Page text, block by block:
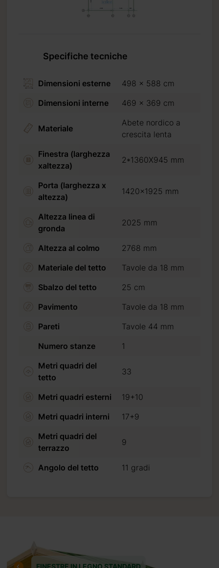
Specifiche tecniche
Dimensioni esterne
498 x 588 cm
Dimensioni interne
469 x 369 cm
Materiale
Abete nordico a
crescita lenta
Finestra (larghezza
xaltezza)
2*1360X945 mm
Porta (larghezza x
altezza)
1420x1925 mm
Altezza linea di
gronda
2025 mm
Altezza al colmo
2768 mm
Materiale del tetto
Tavole da 18 mm
Sbalzo del tetto
25 cm
Pavimento
Tavole da 18 mm
Pareti
Tavole 44 mm
Numero stanze
1
Metri quadri del
tetto
33
Metri quadri esterni
19+10
Metri quadri interni
17+9
Metri quadri del
terrazzo
9
Angolo del tetto 11 gradi
FINESTRE IN LEGNO STANDARD
(30% per
concarta di
da
Express.